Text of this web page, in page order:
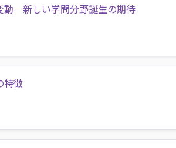
動─新しい学問分野誕生の期待
特徴